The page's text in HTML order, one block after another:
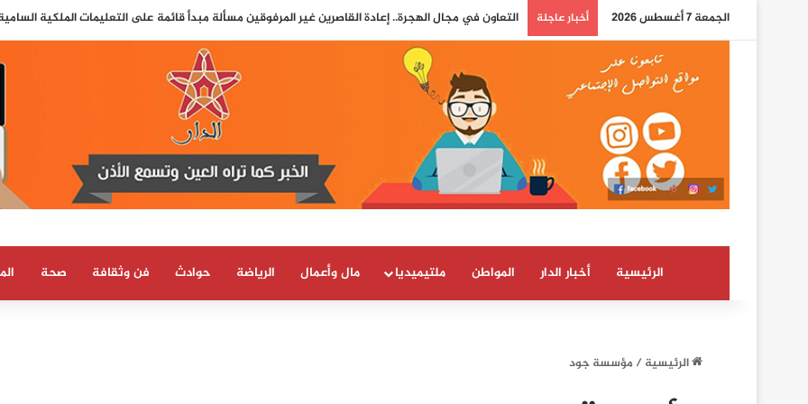
الجمعة 7 أغسطس 2026 أخبار عاجلة التعاون في مجال الهجرة.. إعادة القاصرين غير المرفوقين مسألة مبدأ قائمة على التعليمات الملكية
الرئيسية أخبار الدار المواطن ملتيميديا مال وأعمال الرياضة حوادث فن وثقافة صحة
الرئيسية/مؤسسة جود